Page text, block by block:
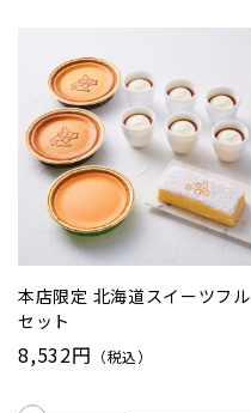
本店限定 北海道スイーツフル
セット
8,532円 （税込）